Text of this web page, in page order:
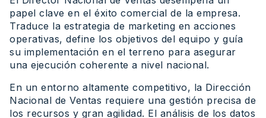
papel clave en el éxito comercial de la empresa.
Traduce la estrategia de marketing en acciones
operativas, define los objetivos del equipo y guía
su implementación en el terreno para asegurar
una ejecución coherente a nivel nacional.
En un entorno altamente competitivo, la Dirección
Nacional de Ventas requiere una gestión precisa de
los recursos y gran agilidad. El análisis de los datos